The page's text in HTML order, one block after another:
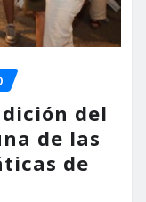
del
de las
de